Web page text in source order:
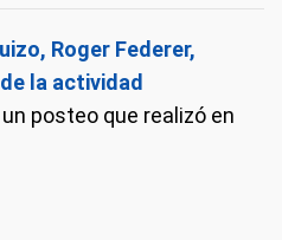
Roger Federer,
la actividad
posteo que realizó en